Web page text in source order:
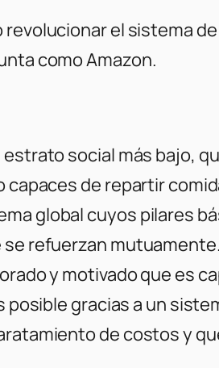
revolucionar el sistema
como Amazon.
social más bajo,
de repartir
global cuyos pilares
refuerzan
y motivado que es
gracias a un
de costos y